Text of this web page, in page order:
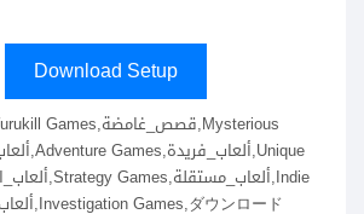
Download Setup